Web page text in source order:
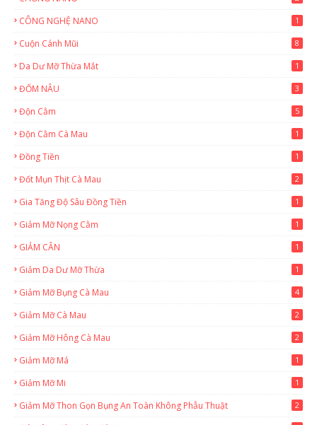
CÔNG NGHỆ NANO 1
Cuộn Cánh Mũi 8
Da Dư Mỡ Thừa Mắt 1
ĐỐM NÂU 3
Độn Cằm 5
Độn Cằm Cà Mau 1
Đồng Tiền 1
Đốt Mụn Thịt Cà Mau 2
Gia Tăng Độ Sâu Đồng Tiền 1
Giảm Mỡ Nọng Cằm 1
GIẢM CÂN 1
Giảm Da Dư Mỡ Thừa 1
Giảm Mỡ Bụng Cà Mau 4
Giảm Mỡ Cà Mau 2
Giảm Mỡ Hông Cà Mau 2
Giảm Mỡ Má 1
Giảm Mỡ Mi 1
Giảm Mỡ Thon Gọn Bụng An Toàn Không Phẫu Thuật 2